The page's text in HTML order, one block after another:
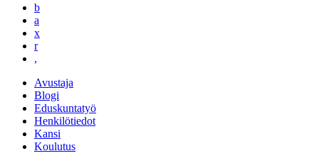
b
a
x
r
,
Avustaja
Blogi
Eduskuntatyö
Henkilötiedot
Kansi
Koulutus